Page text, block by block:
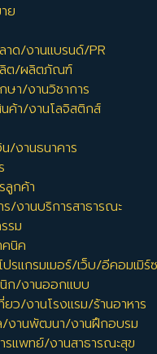
ย
าด/งานแบรนด์/PR
ลิต/ผลิตภัณฑ์
ษา/งานวิชาการ
ค้า/งานโลจิสติกส์
น/งานธนาคาร
ลูกค้า
ร/งานบริการสาธารณะ
รม
คนิค
รแกรมเมอร์/เว็บ/อีคอมเมิร์ซ
ก/งานออกแบบ
ยว/งานโรงแรม/ร้านอาหาร
/งานพัฒนา/งานฝึกอบรม
รแพทย์/งานสาธารณะสุข